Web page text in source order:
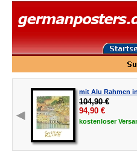
mit Alu Rahmen
104,90 €
94,90 €
kostenloser